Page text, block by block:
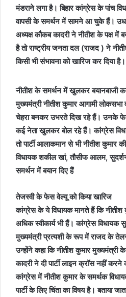
मंडराने लगा है। बिहार कांग्रेस के पांच
वापसी के समर्थन में सामने आ चुके हैं।
अध्‍यक्ष कौकब कादरी ने नीतीश के पक्ष में
है तो राष्‍ट्रीय जनता दल (राजद ) ने
किसी भी संभावना को खारिज कर दिया है।
नीतीश के समर्थन में खुलकर बयानबाजी
मुख्‍यमंत्री नीतीश कुमार आगामी
चेहरा बनकर उभरते दिख रहे हैं। उनके
कई नेता खुलकर बोल रहे हैं। कांग्रेस
तो पार्टी आलाकमान से भी नीतीश कुमार
विधायक शकील खां, तौसीफ आलम, सुदर्शन
समर्थन में बयान दिए हैं
तेजस्‍वी के फेस वेल्‍यू को किया खारिज
कांग्रेस के ये विधायक मानते हैं कि
अधिक स्‍वीकार्य भी हैं। कांग्रेस विधायक
मुख्‍यमंत्री प्रत्‍यशी के रूप में राजद के
उन्‍होंने कहा कि नीतीश कुमार मुख्‍यमंत्री
कादरी ने दी पार्टी लाइन क्रॉस नहीं करने
कांग्रेस में नीतीश कुमार के समर्थक
पार्टी के लिए चिंता का विषय है। बताया